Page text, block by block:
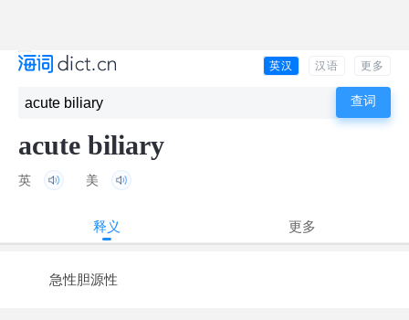
英汉 汉语 更多
acute biliary
英 美
释义 更多
急性胆源性